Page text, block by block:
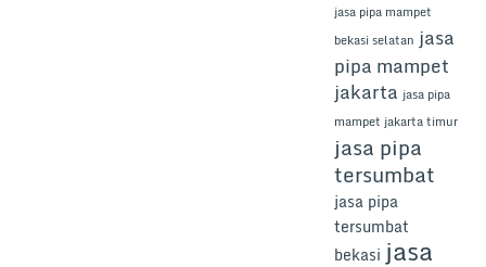
jasa pipa mampet
bekasi selatan jasa
pipa mampet
jakarta jasa pipa
mampet jakarta timur
jasa pipa
tersumbat
jasa pipa
tersumbat
bekasi jasa